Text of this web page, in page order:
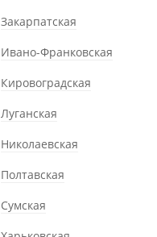
Закарпатская
Ивано-Франковская
Кировоградская
Луганская
Николаевская
Полтавская
Сумская